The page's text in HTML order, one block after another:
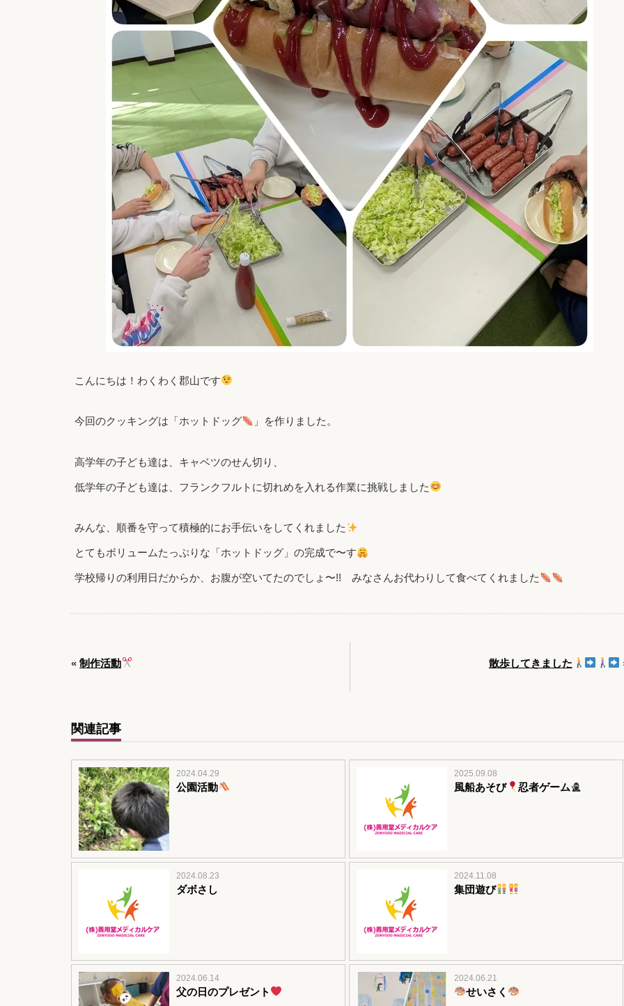
こんにちは！わくわく郡山です
今回のクッキングは「ホットドッグ 」を作りました。
高学年の子ども達は、キャベツのせん切り、
低学年の子ども達は、フランクフルトに切れめを入れる作業に挑戦しました
みんな、順番を守って積極的にお手伝いをしてくれました
とてもボリュームたっぷりな「ホットドッグ」の完成で〜す
学校帰りの利用日だからか、お腹が空いてたのでしょ〜!! みなさんお代わりして食べてくれました
« 制作活動 散歩してきました
関連記事
2024.04.29
公園活動
2025.09.08
風船あそび 忍者ゲーム
2024.08.23
ダボさし
2024.11.08
集団遊び
2024.06.14
父の日のプレゼント
2024.06.21
せいさく